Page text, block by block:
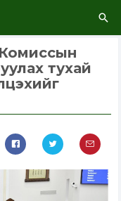
тухай